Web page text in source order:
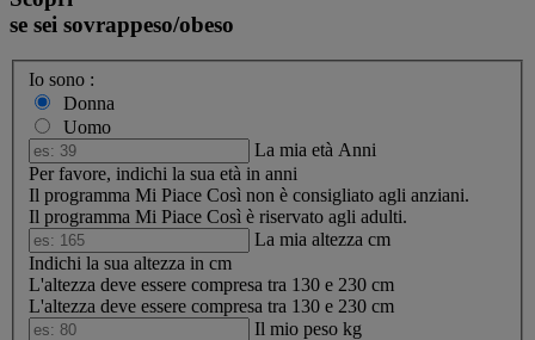
se sei sovrappeso/obeso
Io sono :
Donna
Uomo
La mia età Anni
Per favore, indichi la sua età in anni
Il programma Mi Piace Così non è consigliato agli anziani.
Il programma Mi Piace Così è riservato agli adulti.
La mia altezza cm
Indichi la sua altezza in cm
L'altezza deve essere compresa tra 130 e 230 cm
L'altezza deve essere compresa tra 130 e 230 cm
Il mio peso kg